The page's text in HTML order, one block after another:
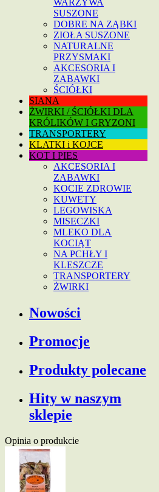
WARZYWA
SUSZONE
DOBRE NA ZĄBKI
ZIOŁA SUSZONE
NATURALNE
PRZYSMAKI
AKCESORIA I
ZABAWKI
ŚCIÓŁKI
SIANA
ŻWIRKI / ŚCIÓŁKI DLA
KRÓLIKÓW I GRYZONI
TRANSPORTERY
KLATKI i KOJCE
KOT I PIES
AKCESORIA I
ZABAWKI
KOCIE ZDROWIE
KUWETY
LEGOWISKA
MISECZKI
MLEKO DLA
KOCIĄT
NA PCHŁY I
KLESZCZE
TRANSPORTERY
ŻWIRKI
Nowości
Promocje
Produkty polecane
Hity w naszym
sklepie
Opinia o produkcie